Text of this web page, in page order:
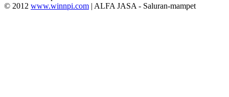
© 2012 www.winnpi.com | ALFA JASA - Saluran-mampet